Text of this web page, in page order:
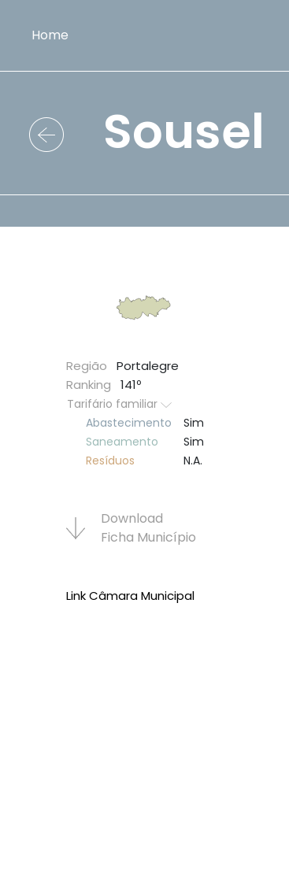
Home
Sousel
Região
Portalegre
Ranking
141º
Tarifário familiar
Abastecimento
Sim
Saneamento
Sim
Resí­duos
N.A.
Download
Ficha Municí­pio
Link Câmara Municipal